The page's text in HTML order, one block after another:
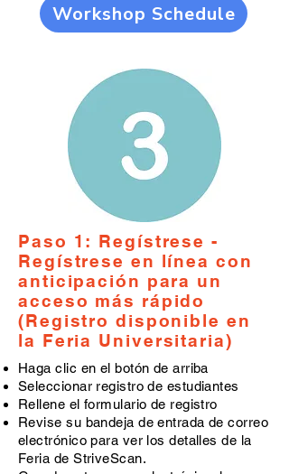
Workshop Schedule
Paso 1: Regístrese -
Regístrese en línea con
anticipación para un
acceso más rápido
(Registro disponible en
la Feria Universitaria)
Haga clic en el botón de arriba
Seleccionar registro de estudiantes
Rellene el formulario de registro
Revise su bandeja de entrada de correo
electrónico para ver los detalles de la
Feria de StriveScan.